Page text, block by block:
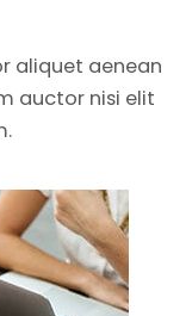
aliquet aenean
auctor nisi elit